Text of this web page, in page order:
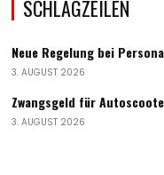
SCHLAGZEILEN
Neue Regelung bei
3. AUGUST 2026
Zwangsgeld für
3. AUGUST 2026